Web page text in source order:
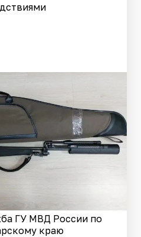
ГУ МВД России по
краю